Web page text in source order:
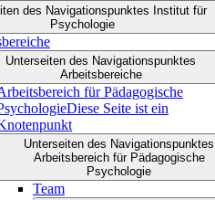
des Navigationspunktes Institut für
Psychologie
Unterseiten des Navigationspunktes
Arbeitsbereiche
für Pädagogische
Diese Seite ist ein
Unterseiten des Navigationspunktes
Arbeitsbereich für Pädagogische
Psychologie
Team